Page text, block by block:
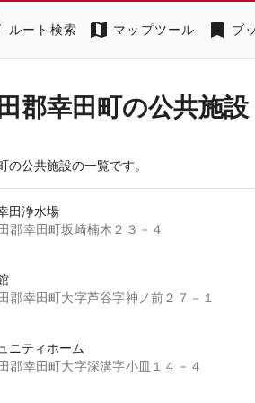
ルート検索 map マップツール bookmark ブ
郡幸田町の公共施設
の公共施設の一覧です。
田浄水場
郡幸田町坂崎楠木２３－４
郡幸田町大字芦谷字神ノ前２７－１
ニティホーム
郡幸田町大字深溝字小皿１４－４